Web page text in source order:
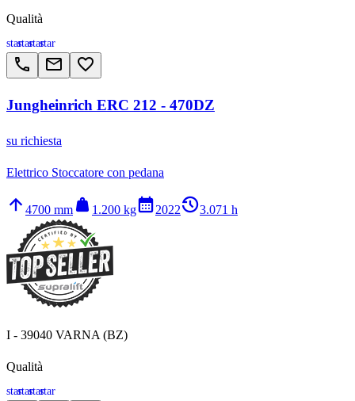
Qualità
starstarstarstar
call email favorite_border
Jungheinrich ERC 212 - 470DZ
su richiesta
Elettrico Stoccatore con pedana
arrow_upward 4700 mm weight 1.200 kgcalendar_month2022history_23.071 h
I - 39040 VARNA (BZ)
Qualità
starstarstarstar